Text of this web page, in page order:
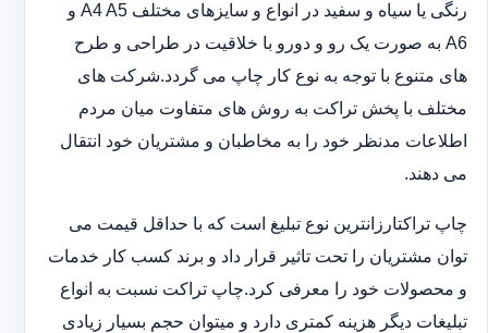
رنگی یا سیاه و سفید در انواع و سایزهای مختلف A4 A5 و
A6 به صورت یک رو و دورو با خلاقیت در طراحی و طرح
های متنوع با توجه به نوع کار چاپ می گردد.شرکت های
مختلف با پخش تراکت به روش های متفاوت میان مردم
اطلاعات مدنظر خود را به مخاطبان و مشتریان خود انتقال
می دهند.
چاپ تراکت‏ارزانترین نوع تبلیغ است که با حداقل قیمت می
توان مشتریان را تحت تاثیر قرار داد و برند کسب کار خدمات
و محصولات خود را معرفی کرد.چاپ تراکت نسبت به انواع
تبلیغات دیگر هزینه کمتری دارد و می‎توان حجم بسیار زیادی